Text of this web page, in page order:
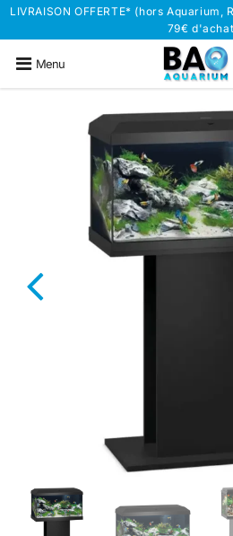
LIVRAISON OFFERTE* (hors
79€ d'achat
Menu